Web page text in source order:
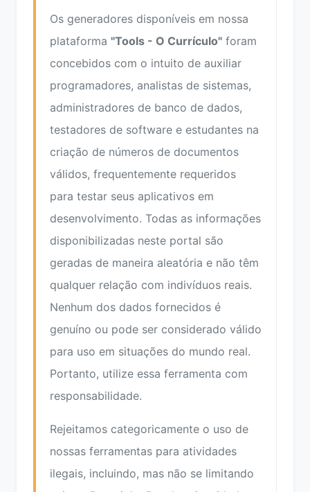
Os generadores disponíveis em nossa
plataforma "Tools - O Currículo" foram
concebidos com o intuito de auxiliar
programadores, analistas de sistemas,
administradores de banco de dados,
testadores de software e estudantes na
criação de números de documentos
válidos, frequentemente requeridos
para testar seus aplicativos em
desenvolvimento. Todas as informações
disponibilizadas neste portal são
geradas de maneira aleatória e não têm
qualquer relação com indivíduos reais.
Nenhum dos dados fornecidos é
genuíno ou pode ser considerado válido
para uso em situações do mundo real.
Portanto, utilize essa ferramenta com
responsabilidade.
Rejeitamos categoricamente o uso de
nossas ferramentas para atividades
ilegais, incluindo, mas não se limitando